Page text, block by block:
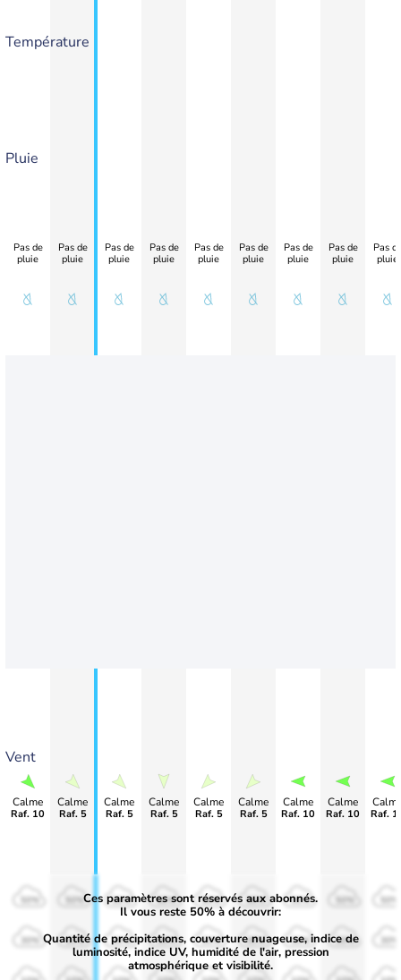
Température
Pluie
Vent
Pas de
pluie
Calme
Raf. 10
Pas de
pluie
Calme
Raf. 5
Pas de
pluie
Calme
Raf. 5
Pas de
pluie
Calme
Raf. 5
Pas de
pluie
Calme
Raf. 5
Pas de
pluie
Calme
Raf. 5
Pas de
pluie
Calme
Raf. 10
Pas de
pluie
Calme
Raf. 10
Pas
pluie
Raf.
50%
30%
50%
30%
50%
30%
50%
30%
50%
30%
50%
30%
50%
30% 30% 30%
Ces paramètres sont réservés aux abonnés.
Il vous reste 50% à découvrir:
Quantité de précipitations, couverture nuageuse, indice de
luminosité, indice UV, humidité de l'air, pression
atmosphérique et visibilité.